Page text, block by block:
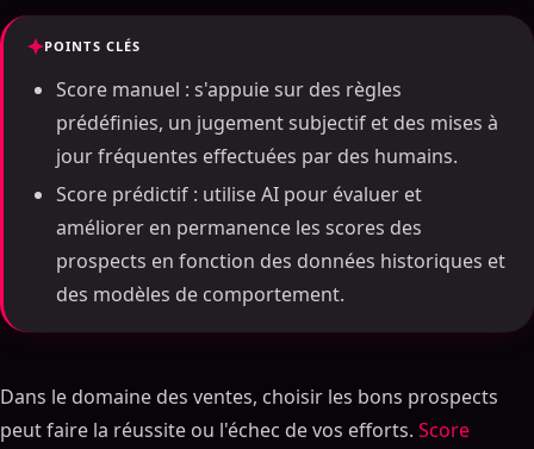
POINTS CLÉS
Score manuel : s'appuie sur des règles
prédéfinies, un jugement subjectif et des mises à
jour fréquentes effectuées par des humains.
Score prédictif : utilise AI pour évaluer et
améliorer en permanence les scores des
prospects en fonction des données historiques et
des modèles de comportement.
Dans le domaine des ventes, choisir les bons prospects
peut faire la réussite ou l'échec de vos efforts. Score